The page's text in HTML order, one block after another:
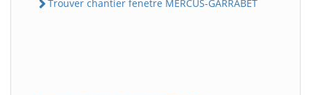
Trouver chantier fenetre MERCUS-GARRABET